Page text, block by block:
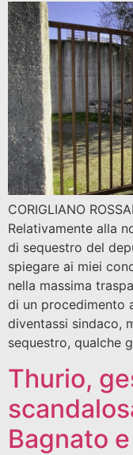
CORIGLIANO
Relativamente alla
di sequestro del
spiegare ai miei
nella massima
di un procedimento
diventassi sindaco,
sequestro, qualche
Thurio,
Bagnato